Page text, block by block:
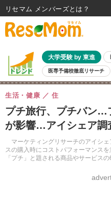
大学受験 by 東進
医専予備校徹底リサーチ
親子で考える大学選び 高校受験
共通テスト 夏休み
8月開催イベント・WS 全国公立高校
自由研究教材（小学生向け） 自由研
プチ旅行、プチバン…
が影響…アイシェア調
マーケティングリサーチのアイシ
スの購入時にコストパフォーマンス
「プチ」と題される商品やサービス
生活・健康 住
リセマム メンバーズ